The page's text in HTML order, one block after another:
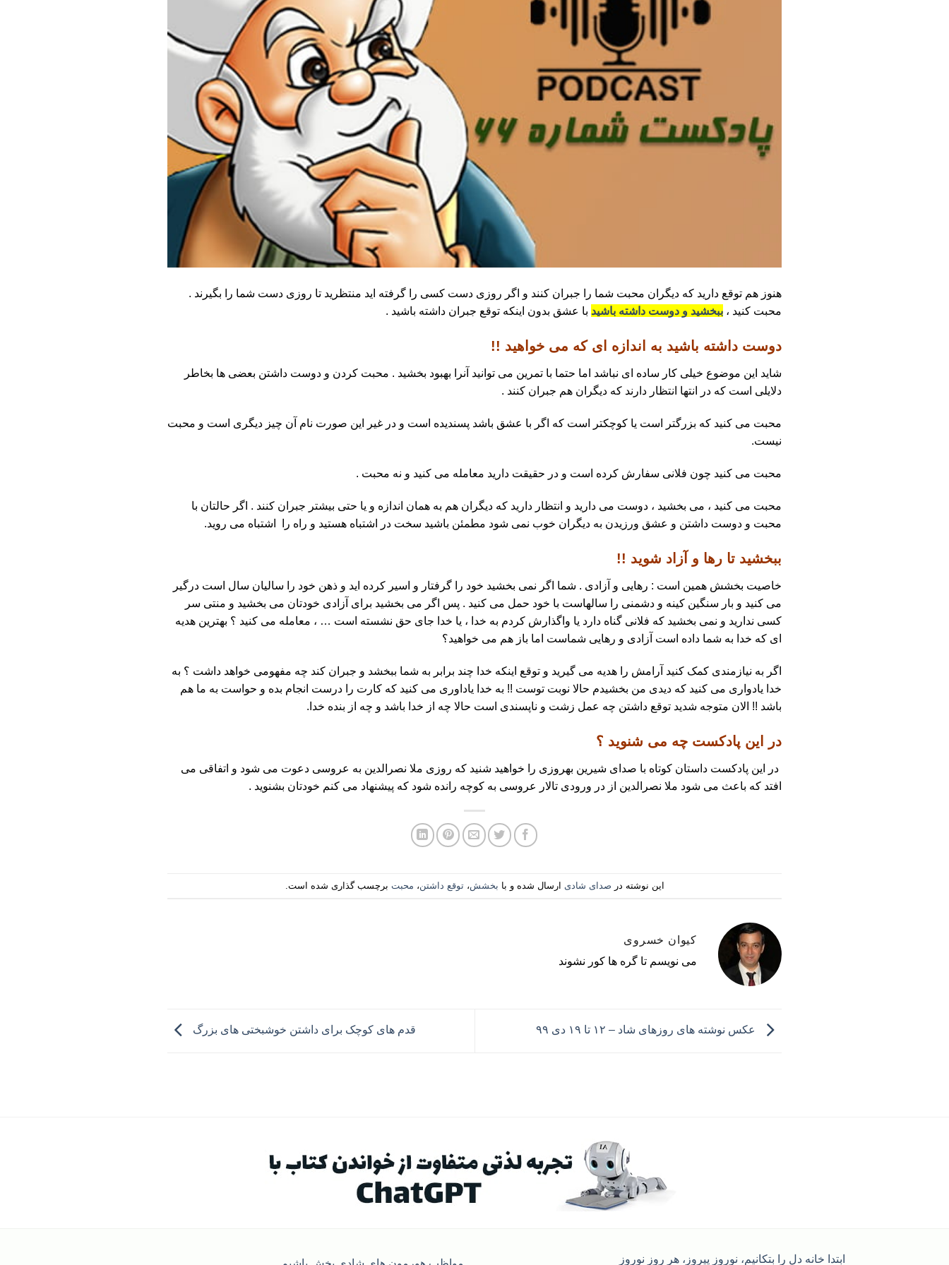
هنوز هم توقع دارید که دیگران محبت شما را جبران کنند و اگر روزی دست کسی را گرفته اید منتظرید تا روزی دست شما را بگیرند .
محبت کنید ، ببخشید و دوست داشته باشید با عشق بدون اینکه توقع جبران داشته باشید .
دوست داشته باشید به اندازه ای که می خواهید !!
شاید این موضوع خیلی کار ساده ای نباشد اما حتما با تمرین می توانید آنرا بهبود بخشید . محبت کردن و دوست داشتن بعضی ها بخاطر
دلایلی است که در انتها انتظار دارند که دیگران هم جبران کنند .
محبت می کنید که بزرگتر است یا کوچکتر است که اگر با عشق باشد پسندیده است و در غیر این صورت نام آن چیز دیگری است و محبت
نیست.
محبت می کنید چون فلانی سفارش کرده است و در حقیقت دارید معامله می کنید و نه محبت .
محبت می کنید ، می بخشید ، دوست می دارید و انتظار دارید که دیگران هم به همان اندازه و یا حتی بیشتر جبران کنند . اگر حالتان با
محبت و دوست داشتن و عشق ورزیدن به دیگران خوب نمی شود مطمئن باشید سخت در اشتباه هستید و راه را اشتباه می روید.
ببخشید تا رها و آزاد شوید !!
خاصیت بخشش همین است : رهایی و آزادی . شما اگر نمی بخشید خود را گرفتار و اسیر کرده اید و ذهن خود را سالیان سال است درگیر
می کنید و بار سنگین کینه و دشمنی را سالهاست با خود حمل می کنید . پس اگر می بخشید برای آزادی خودتان می بخشید و منتی سر
کسی ندارید و نمی بخشید که فلانی گناه دارد یا واگذارش کردم به خدا ، یا خدا جای حق نشسته است … ، معامله می کنید ؟ بهترین هدیه
ای که خدا به شما داده است آزادی و رهایی شماست اما باز هم می خواهید؟
اگر به نیازمندی کمک کنید آرامش را هدیه می گیرید و توقع اینکه خدا چند برابر به شما ببخشد و جبران کند چه مفهومی خواهد داشت ؟ به
خدا یادواری می کنید که دیدی من بخشیدم حالا نوبت توست !! به خدا یاداوری می کنید که کارت را درست انجام بده و حواست به ما هم
باشد !! الان متوجه شدید توقع داشتن چه عمل زشت و ناپسندی است حالا چه از خدا باشد و چه از بنده خدا.
در این پادکست چه می شنوید ؟
در این پادکست داستان کوتاه با صدای شیرین بهروزی را خواهید شنید که روزی ملا نصرالدین به عروسی دعوت می شود و اتفاقی می
افتد که باعث می شود ملا نصرالدین از در ورودی تالار عروسی به کوچه رانده شود که پیشنهاد می کنم خودتان بشنوید .
این نوشته در صدای شادی ارسال شده و با بخشش،توقع داشتن، محبت برچسب گذاری شده است.
کیوان خسروی
می نویسم تا گره ها کور نشوند
عکس نوشته های روزهای شاد – ۱۲ تا ۱۹ دی ۹۹ قدم های کوچک برای داشتن خوشبختی های بزرگ
ابتدا خانه دل را بتکانیم، نوروز پیروز، هر روز نوروز